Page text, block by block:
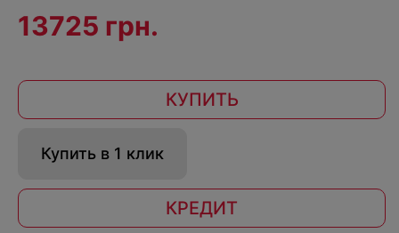
13725 грн.
КУПИТЬ
Купить в 1 клик
КРЕДИТ